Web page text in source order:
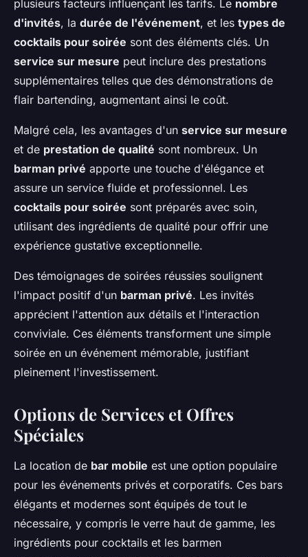
plusieurs facteurs influençant les tarifs. Le nombre
d'invités, la durée de l'événement, et les types de
cocktails pour soirée sont des éléments clés. Un
service sur mesure peut inclure des prestations
supplémentaires telles que des démonstrations de
flair bartending, augmentant ainsi le coût.
Malgré cela, les avantages d'un service sur mesure
et de prestation de qualité sont nombreux. Un
barman privé apporte une touche d'élégance et
assure un service fluide et professionnel. Les
cocktails pour soirée sont préparés avec soin,
utilisant des ingrédients de qualité pour offrir une
expérience gustative exceptionnelle.
Des témoignages de soirées réussies soulignent
l'impact positif d'un barman privé. Les invités
apprécient l'attention aux détails et l'interaction
conviviale. Ces éléments transforment une simple
soirée en un événement mémorable, justifiant
pleinement l'investissement.
Options de Services et Offres
Spéciales
La location de bar mobile est une option populaire
pour les événements privés et corporatifs. Ces bars
élégants et modernes sont équipés de tout le
nécessaire, y compris le verre haut de gamme, les
ingrédients pour cocktails et les barmen